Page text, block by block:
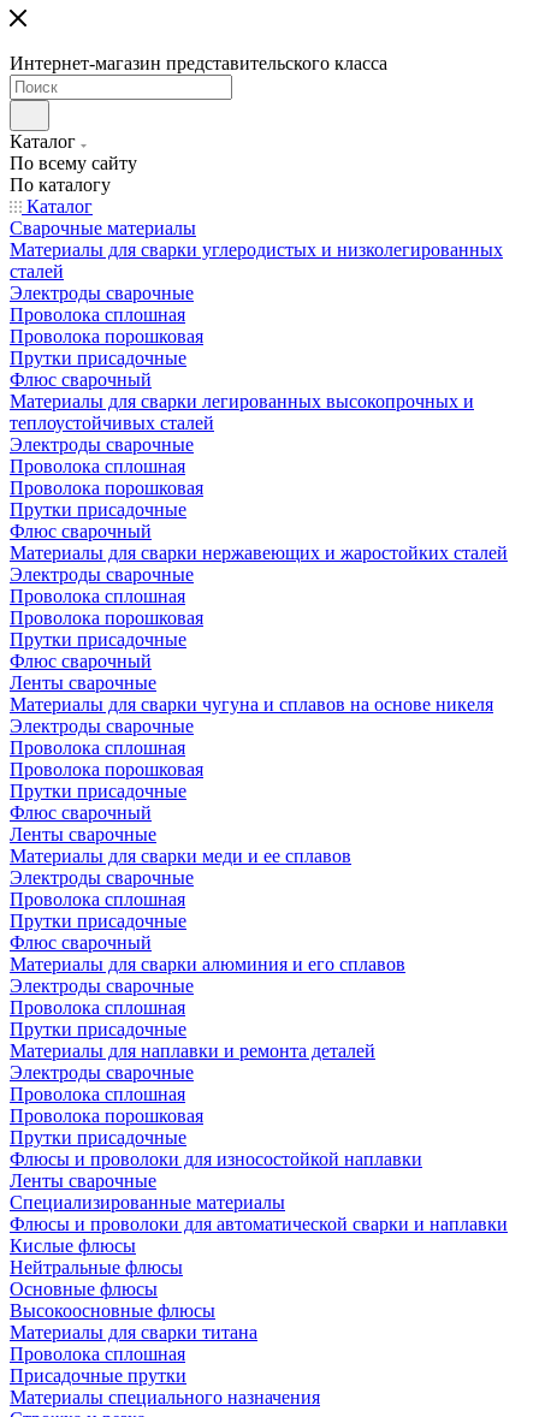
Интернет-магазин представительского класса
Каталог
По всему сайту
По каталогу
Каталог
Сварочные материалы
Материалы для сварки углеродистых и низколегированных
сталей
Электроды сварочные
Проволока сплошная
Проволока порошковая
Прутки присадочные
Флюс сварочный
Материалы для сварки легированных высокопрочных и
теплоустойчивых сталей
Электроды сварочные
Проволока сплошная
Проволока порошковая
Прутки присадочные
Флюс сварочный
Материалы для сварки нержавеющих и жаростойких сталей
Электроды сварочные
Проволока сплошная
Проволока порошковая
Прутки присадочные
Флюс сварочный
Ленты сварочные
Материалы для сварки чугуна и сплавов на основе никеля
Электроды сварочные
Проволока сплошная
Проволока порошковая
Прутки присадочные
Флюс сварочный
Ленты сварочные
Материалы для сварки меди и ее сплавов
Электроды сварочные
Проволока сплошная
Прутки присадочные
Флюс сварочный
Материалы для сварки алюминия и его сплавов
Электроды сварочные
Проволока сплошная
Прутки присадочные
Материалы для наплавки и ремонта деталей
Электроды сварочные
Проволока сплошная
Проволока порошковая
Прутки присадочные
Флюсы и проволоки для износостойкой наплавки
Ленты сварочные
Специализированные материалы
Флюсы и проволоки для автоматической сварки и наплавки
Кислые флюсы
Нейтральные флюсы
Основные флюсы
Высокоосновные флюсы
Материалы для сварки титана
Проволока сплошная
Присадочные прутки
Материалы специального назначения